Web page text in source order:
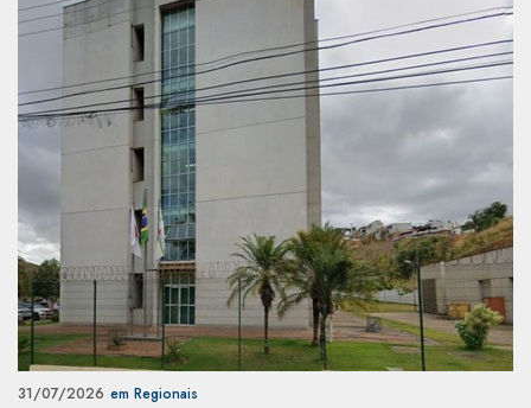
31/07/2026 em Regionais